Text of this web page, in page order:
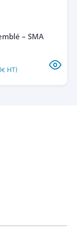
– SMA
€HT)